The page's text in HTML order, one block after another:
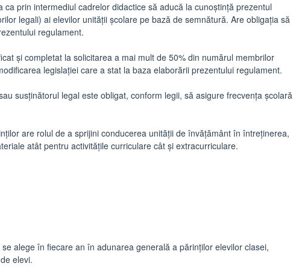
ca prin intermediul cadrelor didactice să aducă la cunoștință prezentul
legali) ai elevilor unității școlare pe bază de semnătură. Are obligația să
regulament.
și completat la solicitarea a mai mult de 50% din numărul membrilor
legislației care a stat la baza elaborării prezentului regulament.
susținătorul legal este obligat, conform legii, să asigure frecvența școlară
are rolul de a sprijini conducerea unității de învățământ în întreținerea,
atât pentru activitățile curriculare cât și extracurriculare.
alege în fiecare an în adunarea generală a părinților elevilor clasei,
elevi.